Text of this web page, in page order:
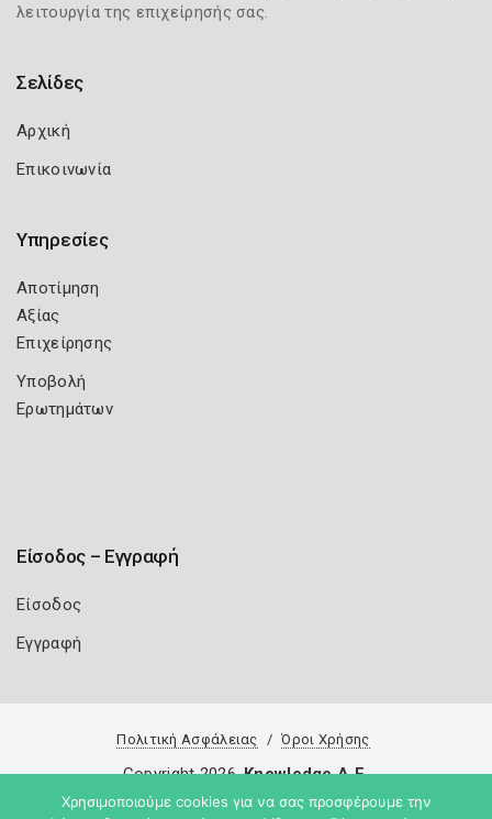
λειτουργία της επιχείρησής σας.
Σελίδες
Αρχική
Επικοινωνία
Υπηρεσίες
Αποτίμηση
Αξίας
Επιχείρησης
Υποβολή
Ερωτημάτων
Είσοδος – Εγγραφή
Είσοδος
Εγγραφή
Πολιτική Ασφάλειας Όροι Χρήσης
Copyright 2026 Knowledge A.E.
Χρησιμοποιούμε cookies για να σας προσφέρουμε την